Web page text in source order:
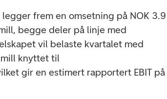
frem en omsetning på NOK 3.9
begge deler på linje med
vil belaste kvartalet med
knyttet til
gir en estimert rapportert EBIT på